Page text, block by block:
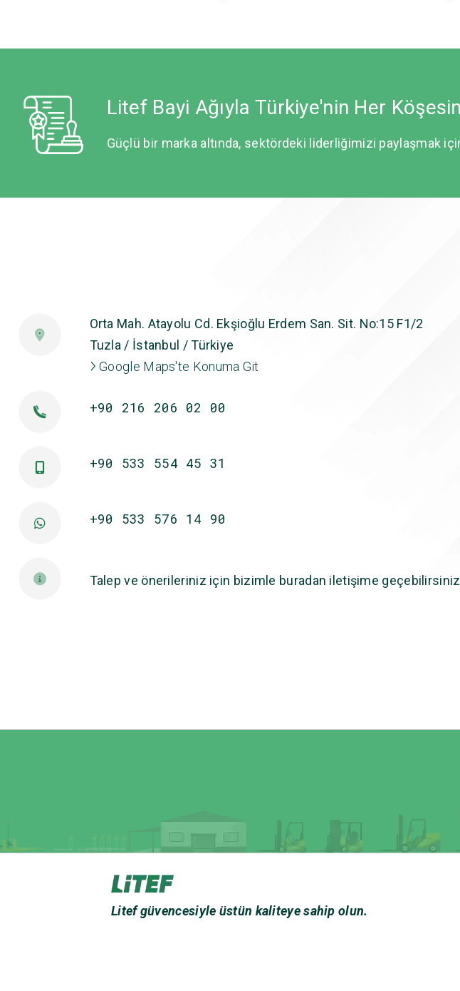
Litef Bayi Ağıyla Türkiye'nin Her
Güçlü bir marka altında, sektördeki liderliğimizi paylaşmak
Orta Mah. Atayolu Cd. Ekşioğlu Erdem San. Sit. No:15 F1/2
Tuzla / İstanbul / Türkiye
Google Maps'te Konuma Git
+90 216 206 02 00
+90 533 554 45 31
+90 533 576 14 90
Talep ve önerileriniz için bizimle buradan iletişime
Litef güvencesiyle üstün kaliteye sahip olun.